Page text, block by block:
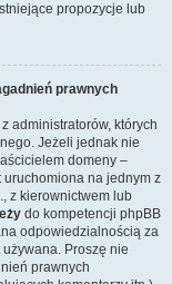
propozycje lub
prawnych
administratorów, których
Jeżeli jednak nie
domeny –
na jednym z
z kierownictwem lub
do kompetencji phpBB
odpowiedzialnością za
Proszę nie
prawnych